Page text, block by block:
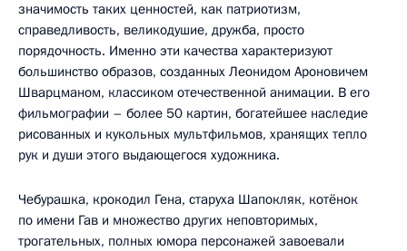
значимость таких ценностей, как патриотизм,
справедливость, великодушие, дружба, просто
порядочность. Именно эти качества характеризуют
большинство образов, созданных Леонидом Ароновичем
Шварцманом, классиком отечественной анимации. В его
фильмографии – более 50 картин, богатейшее наследие
рисованных и кукольных мультфильмов, хранящих тепло
рук и души этого выдающегося художника.
Чебурашка, крокодил Гена, старуха Шапокляк, котёнок
по имени Гав и множество других неповторимых,
трогательных, полных юмора персонажей завоевали